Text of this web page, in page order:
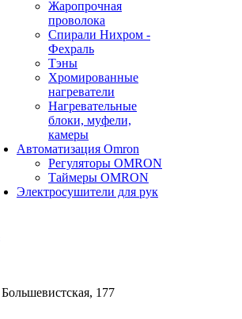
Жаропрочная
проволока
Спирали Нихром -
Фехраль
Тэны
Хромированные
нагреватели
Нагревательные
блоки, муфели,
камеры
Автоматизация Omron
Регуляторы OMRON
Таймеры OMRON
Электросушители для рук
177